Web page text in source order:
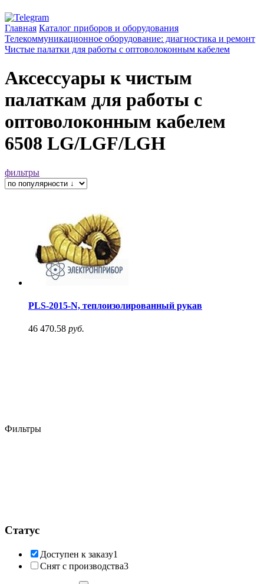
Главная Каталог приборов и оборудования
Телекоммуникационное оборудование: диагностика и ремонт
Чистые палатки для работы с оптоволоконным кабелем
Аксессуары к чистым
палаткам для работы с
оптоволоконным кабелем
6508 LG/LGF/LGH
фильтры
PLS-2015-N, теплоизолированный рукав
46 470.58 руб.
Фильтры
Статус
Доступен к заказу1
Снят с производства3